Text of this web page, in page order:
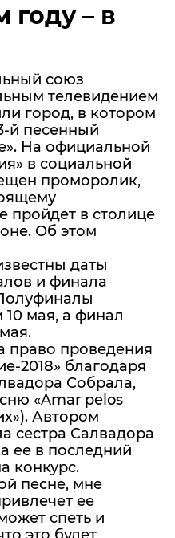
– в
союз
телевидением
город, в котором
й песенный
На официальной
в социальной
проморолик,
пройдет в столице
Об этом
даты
и финала
мая, а финал
право проведения
2018» благодаря
Собрала,
«Amar pelos
Автором
сестра Салвадора
ее в последний
конкурс.
песне, мне
ее
спеть и